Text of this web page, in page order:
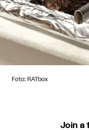
Foto: RATbox
Join a